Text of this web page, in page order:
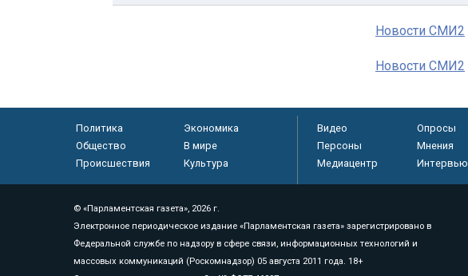
Новости СМИ2
Новости СМИ2
Политика
Экономика
Общество
В мире
Происшествия
Культура
Видео Опросы
Персоны
Мнения
Медиацентр
Интервью
© «Парламентская газета», 2026 г.
Электронное периодическое издание «Парламентская газета» зарегистрировано в
Федеральной службе по надзору в сфере связи, информационных технологий и
массовых коммуникаций (Роскомнадзор) 05 августа 2011 года. 18+